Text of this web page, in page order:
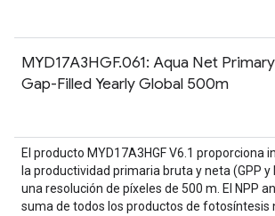
MYD17A3HGF.061: Aqua Net
Gap-Filled Yearly Global 500m
El producto MYD17A3HGF V6.1 proporciona
la productividad primaria bruta y neta (GPP y
una resolución de píxeles de 500 m. El NPP
suma de todos los productos de fotosíntesis